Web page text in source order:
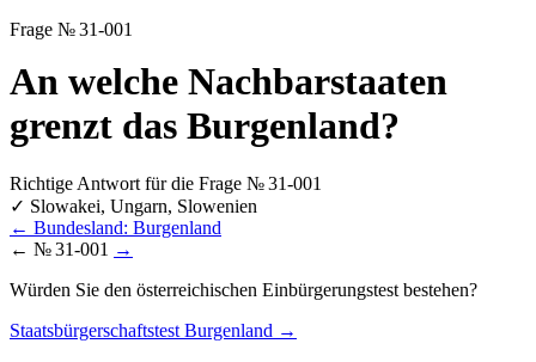
Frage № 31-001
An welche Nachbarstaaten
grenzt das Burgenland?
Richtige Antwort für die Frage № 31-001
✓ Slowakei, Ungarn, Slowenien
← Bundesland: Burgenland
← № 31-001 →
Würden Sie den österreichischen Einbürgerungstest bestehen?
Staatsbürgerschaftstest Burgenland →